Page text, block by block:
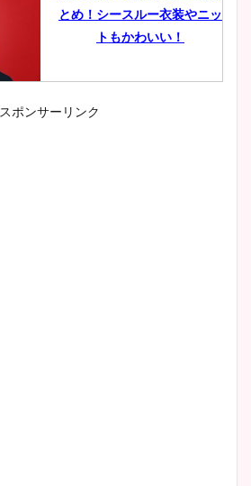
とめ！シースルー衣装やニッ
トもかわいい！
小室瑛莉子のカップ画像まと
スポンサーリンク